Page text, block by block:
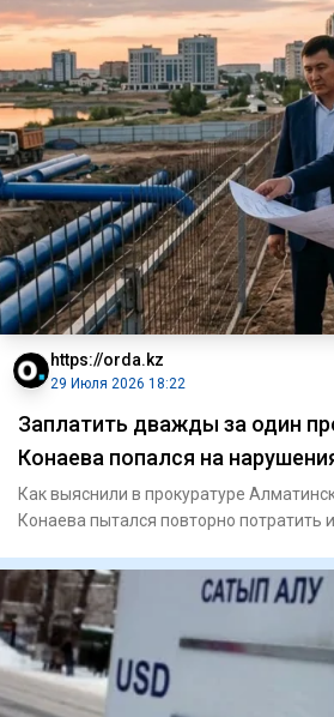
https://orda.kz
29 Июля 2026 18:22
Заплатить дважды за один
Конаева попался на
Как выяснили в прокуратуре
Конаева пытался повторно потратить